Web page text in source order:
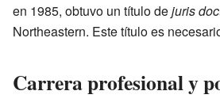
en 1985, obtuvo un título dejuris
Northeastern. Este título es
Carrera profesional y